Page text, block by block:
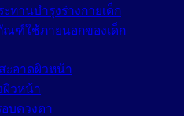
ทานบำรุงร่างกายเด็ก
ฑ์ใช้ภายนอกของเด็ก
อาดผิวหน้า
วหน้า
บดวงตา